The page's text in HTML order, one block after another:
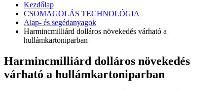
Kezdőlap
CSOMAGOLÁS TECHNOLÓGIA
Alap- és segédanyagok
Harmincmilliárd dolláros növekedés várható a
hullámkartoniparban
Harmincmilliárd dolláros növekedés
várható a hullámkartoniparban